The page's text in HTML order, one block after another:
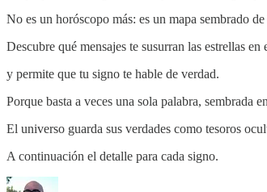
No es un horóscopo más: es un mapa sembrado
Descubre qué mensajes te susurran las estrellas en
y permite que tu signo te hable de verdad.
Porque basta a veces una sola palabra, sembrada
El universo guarda sus verdades como tesoros
A continuación el detalle para cada signo.